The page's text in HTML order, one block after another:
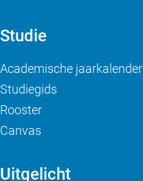
Studie
Academische jaarkalender
Studiegids
Rooster
Canvas
Uitgelicht